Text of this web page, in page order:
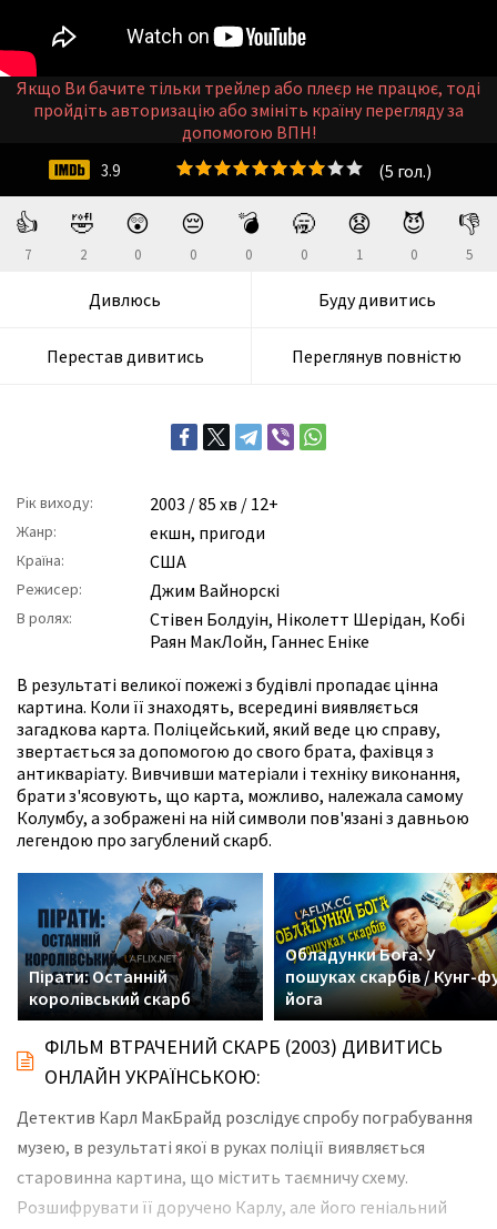
👍
7
🤣
2
😲
0
😔
0
💣
0
🥱
0
😧
1
😈
0
👎
5
Дивлюсь Буду дивитись
Перестав дивитись Переглянув повністю
Рік виходу: 2003 / 85 хв / 12+
Жанр: екшн, пригоди
Країна: США
Режисер: Джим Вайнорскі
В ролях: Стівен Болдуін, Ніколетт Шерідан, Кобі
Раян МакЛойн, Ганнес Еніке
В результаті великої пожежі з будівлі пропадає цінна
картина. Коли її знаходять, всередині виявляється
загадкова карта. Поліцейський, який веде цю справу,
звертається за допомогою до свого брата, фахівця з
антикваріату. Вивчивши матеріали і техніку виконання,
брати з'ясовують, що карта, можливо, належала самому
Колумбу, а зображені на ній символи пов'язані з давньою
легендою про загублений скарб.
(5 гол.)
3.9
Якщо Ви бачите тільки трейлер або плеєр не працює, тоді
пройдіть авторизацію або змініть країну перегляду за
допомогою ВПН!
Пірати: Останній
королівський скарб
Обладунки Бога: У
пошуках скарбів / Кунг-
йога
ФІЛЬМ ВТРАЧЕНИЙ СКАРБ (2003) ДИВИТИСЬ
ОНЛАЙН УКРАЇНСЬКОЮ:
Детектив Карл МакБрайд розслідує спробу пограбування
музею, в результаті якої в руках поліції виявляється
старовинна картина, що містить таємничу схему.
Розшифрувати її доручено Карлу, але його геніальний